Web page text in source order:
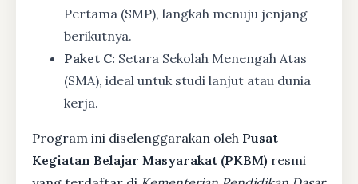
Pertama (SMP), langkah menuju jenjang
berikutnya.
Paket C: Setara Sekolah Menengah Atas
(SMA), ideal untuk studi lanjut atau dunia
kerja.
Program ini diselenggarakan oleh Pusat
Kegiatan Belajar Masyarakat (PKBM) resmi